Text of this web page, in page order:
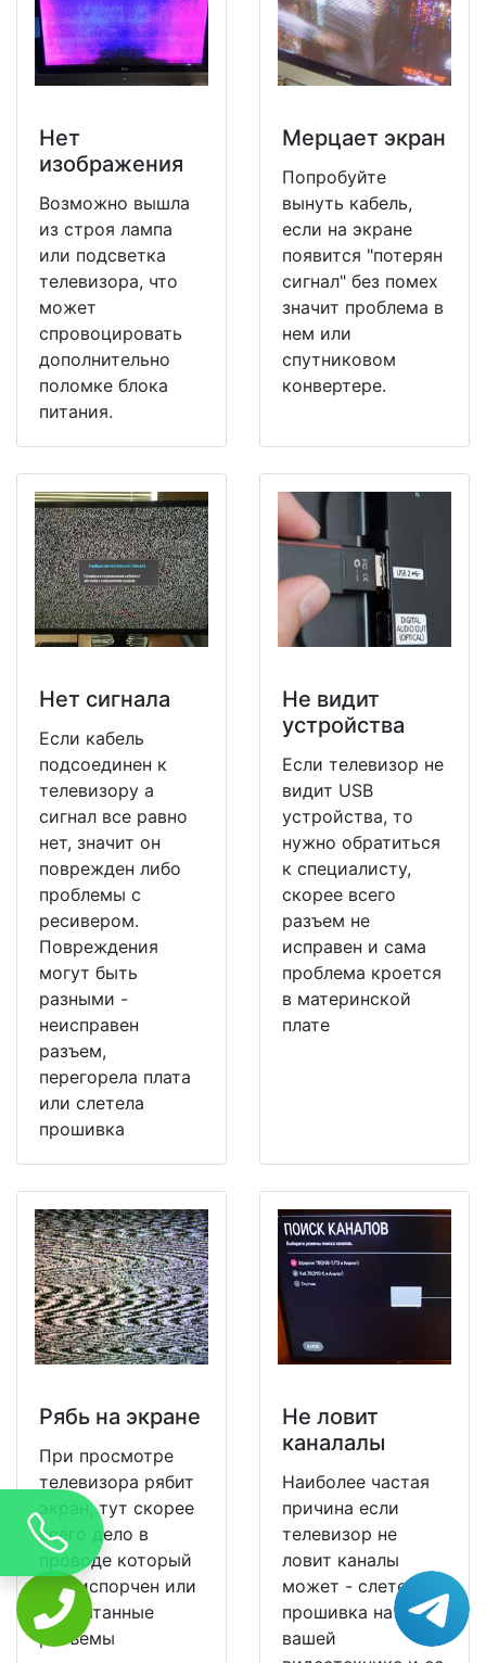
Нет
изображения
Возможно вышла
из строя лампа
или подсветка
телевизора, что
может
спровоцировать
дополнительно
поломке блока
питания.
Мерцает экран
Попробуйте
вынуть кабель,
если на экране
появится "потерян
сигнал" без помех
значит проблема в
нем или
спутниковом
конвертере.
Нет сигнала
Если кабель
подсоединен к
телевизору а
сигнал все равно
нет, значит он
поврежден либо
проблемы с
ресивером.
Повреждения
могут быть
разными -
неисправен
разъем,
перегорела плата
или слетела
прошивка
Не видит
устройства
Если телевизор не
видит USB
устройства, то
нужно обратиться
к специалисту,
скорее всего
разъем не
исправен и сама
проблема кроется
в материнской
плате
Рябь на экране
При просмотре
телевизора рябит
экран, тут скорее
всего дело в
проводе который
уже испорчен или
расшатанные
разъемы
Не ловит
каналалы
Наиболее частая
причина если
телевизор не
ловит каналы
может - слетела
прошивка на
вашей